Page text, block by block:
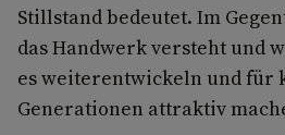
Stillstand bedeutet. Im
das Handwerk versteht und
es weiterentwickeln und für
Generationen attraktiv